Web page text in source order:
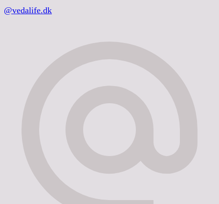
@vedalife.dk